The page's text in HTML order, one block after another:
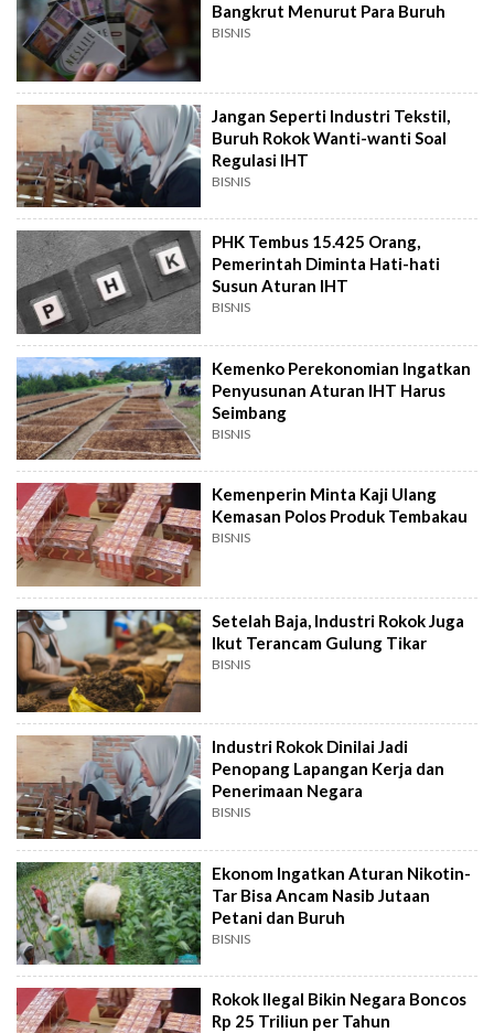
Bangkrut Menurut Para Buruh
BISNIS
Jangan Seperti Industri Tekstil,
Buruh Rokok Wanti-wanti Soal
Regulasi IHT
BISNIS
PHK Tembus 15.425 Orang,
Pemerintah Diminta Hati-hati
Susun Aturan IHT
BISNIS
Kemenko Perekonomian Ingatkan
Penyusunan Aturan IHT Harus
Seimbang
BISNIS
Kemenperin Minta Kaji Ulang
Kemasan Polos Produk Tembakau
BISNIS
Setelah Baja, Industri Rokok Juga
Ikut Terancam Gulung Tikar
BISNIS
Industri Rokok Dinilai Jadi
Penopang Lapangan Kerja dan
Penerimaan Negara
BISNIS
Ekonom Ingatkan Aturan Nikotin-
Tar Bisa Ancam Nasib Jutaan
Petani dan Buruh
BISNIS
Rokok Ilegal Bikin Negara Boncos
Rp 25 Triliun per Tahun